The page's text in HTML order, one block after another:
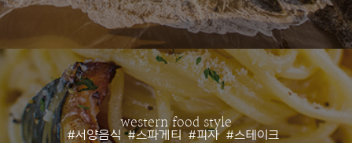
western food style
#서양음식 #스파게티 #피자 #스테이크